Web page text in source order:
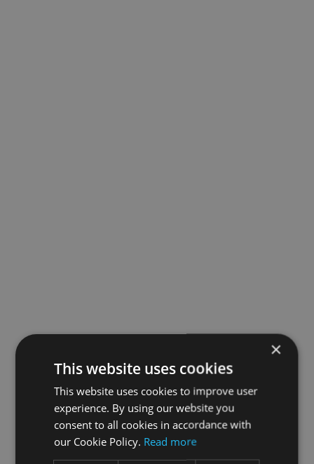
×
This website uses cookies
This website uses cookies to improve user
experience. By using our website you
consent to all cookies in accordance with
our Cookie Policy. Read more